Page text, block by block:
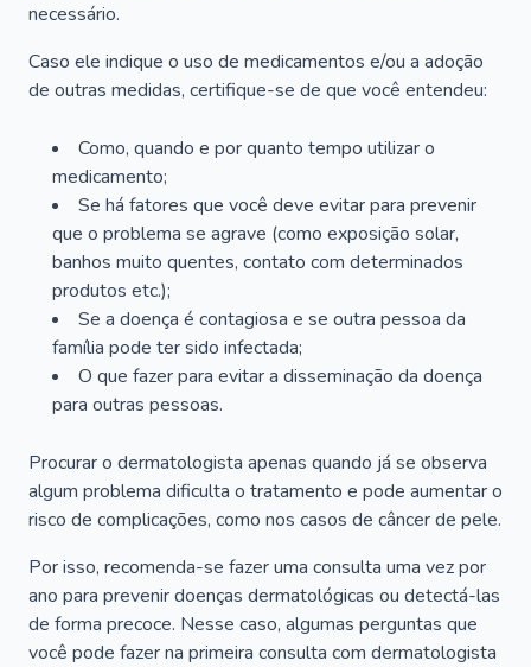
necessário.
Caso ele indique o uso de medicamentos e/ou a adoção
de outras medidas, certifique-se de que você entendeu:
Como, quando e por quanto tempo utilizar o
medicamento;
Se há fatores que você deve evitar para prevenir
que o problema se agrave (como exposição solar,
banhos muito quentes, contato com determinados
produtos etc.);
Se a doença é contagiosa e se outra pessoa da
família pode ter sido infectada;
O que fazer para evitar a disseminação da doença
para outras pessoas.
Procurar o dermatologista apenas quando já se observa
algum problema dificulta o tratamento e pode aumentar o
risco de complicações, como nos casos de câncer de pele.
Por isso, recomenda-se fazer uma consulta uma vez por
ano para prevenir doenças dermatológicas ou detectá-las
de forma precoce. Nesse caso, algumas perguntas que
você pode fazer na primeira consulta com dermatologista